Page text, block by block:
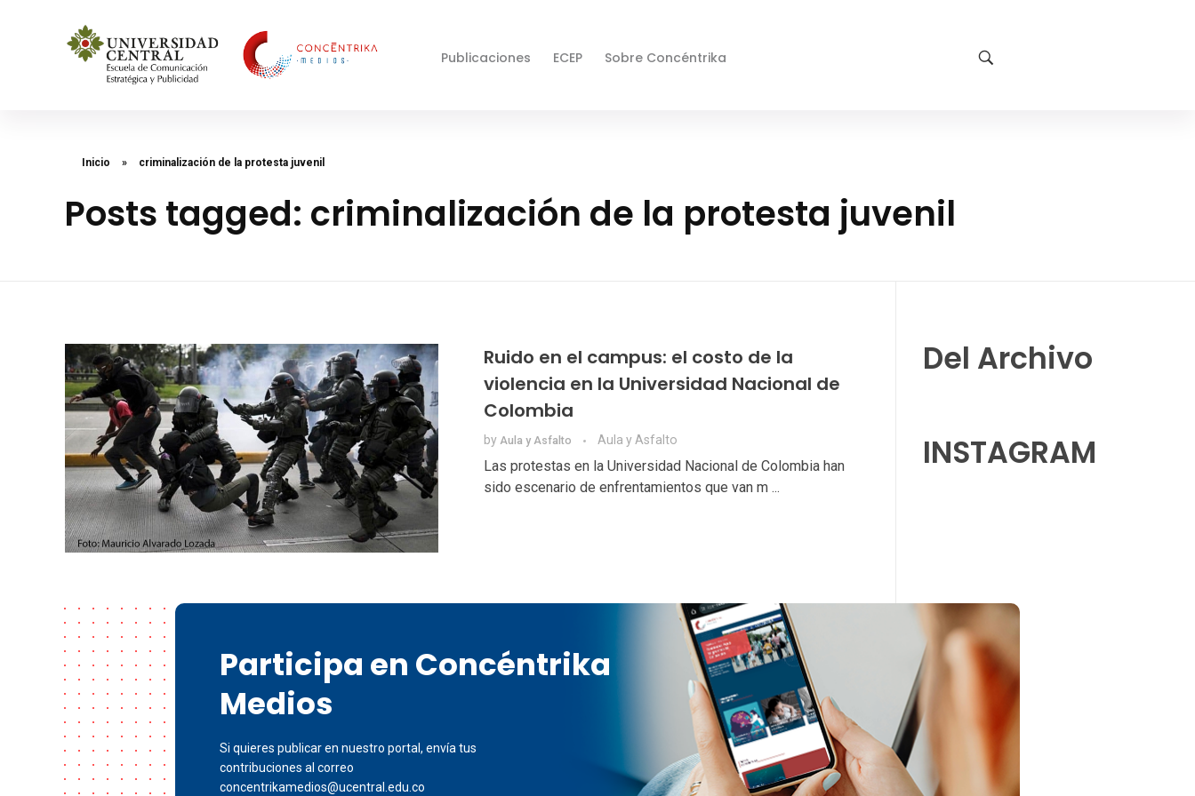
Publicaciones ECEP Sobre Concéntrika
Inicio » criminalización de la protesta juvenil
Posts tagged: criminalización de la protesta juvenil
Ruido en el campus: el costo de la
violencia en la Universidad Nacional de
Colombia
by Aula y Asfalto Aula y Asfalto
Las protestas en la Universidad Nacional de Colombia han
sido escenario de enfrentamientos que van m ...
Del Archivo
INSTAGRAM
Participa en Concéntrika
Medios
Si quieres publicar en nuestro portal, envía tus
contribuciones al correo
concentrikamedios@ucentral.edu.co